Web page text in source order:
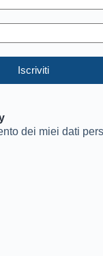
dei miei dati